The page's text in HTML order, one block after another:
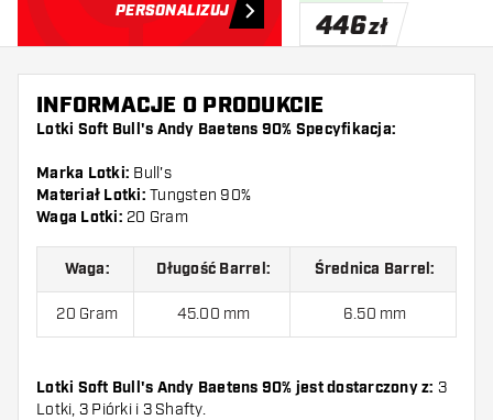
PERSONALIZUJ 446zł
INFORMACJE O PRODUKCIE
Lotki Soft Bull's Andy Baetens 90% Specyfikacja:
Marka Lotki: Bull's
Materiał Lotki: Tungsten 90%
Waga Lotki: 20 Gram
Waga: Długość Barrel: Średnica Barrel:
20 Gram 45.00 mm 6.50 mm
Lotki Soft Bull's Andy Baetens 90% jest dostarczony z: 3
Lotki, 3 Piórki i 3 Shafty.